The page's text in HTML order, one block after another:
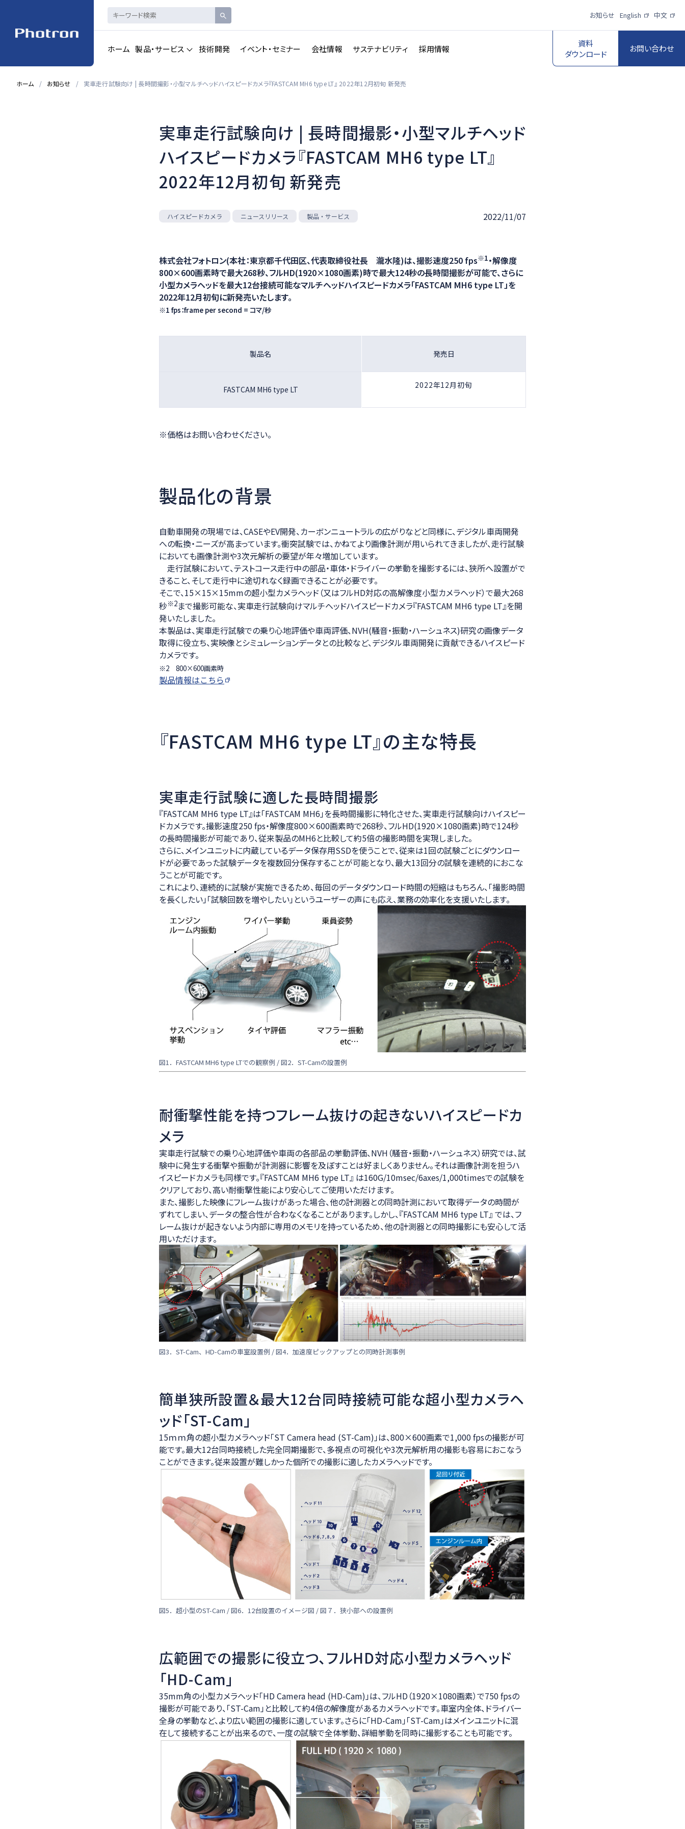
ホーム 製品・サービス 技術開発 イベント・セミナー 会社情報 サステナビリティ 採用情報
資料
ダウンロード
お問い合わせ
お知らせ English 中文
CAD製品
一覧を見る
映像伝送サービス
一覧を見る
講義収録・ 講義動
画配信システム
スポーツ映像伝
送・制作プロダク
ションサービス
ホーム お知らせ 実車走行試験向け | 長時間撮影・小型マルチヘッドハイスピードカメラ『FASTCAM MH6 type LT』 2022年12月初旬 新発売
実車走行試験向け | 長時間撮影・小型マルチヘッド
ハイスピードカメラ『FASTCAM MH6 type LT』
2022年12月初旬 新発売
ハイスピードカメラ ニュースリリース 製品・サービス 2022/11/07
株式会社フォトロン(本社：東京都千代田区、代表取締役社長 瀧水隆)は、撮影速度250 fps※1・解像度
800×600画素時で最大268秒、フルHD(1920×1080画素)時で最大124秒の長時間撮影が可能で、さらに
小型カメラヘッドを最大12台接続可能なマルチヘッドハイスピードカメラ「FASTCAM MH6 type LT」を
2022年12月初旬に新発売いたします。
※1 fps：frame per second = コマ/秒
製品名 発売日
FASTCAM MH6 type LT 2022年12月初旬
※価格はお問い合わせください。
製品化の背景
自動車開発の現場では、CASEやEV開発、カーボンニュートラルの広がりなどと同様に、デジタル車両開発
への転換・ニーズが高まっています。衝突試験では、かねてより画像計測が用いられてきましたが、走行試験
においても画像計測や3次元解析の要望が年々増加しています。
走行試験において、テストコース走行中の部品・車体・ドライバーの挙動を撮影するには、狭所へ設置がで
きること、そして走行中に途切れなく録画できることが必要です。
そこで、15×15×15mmの超小型カメラヘッド（又はフルHD対応の高解像度小型カメラヘッド）で最大268
秒※2まで撮影可能な、実車走行試験向けマルチヘッドハイスピードカメラ『FASTCAM MH6 type LT』を開
発いたしました。
本製品は、実車走行試験での乗り心地評価や車両評価、NVH(騒音・振動・ハーシュネス)研究の画像データ
取得に役立ち、実映像とシミュレーションデータとの比較など、デジタル車両開発に貢献できるハイスピード
カメラです。
※2 800×600画素時
製品情報はこちら
『FASTCAM MH6 type LT』の主な特長
実車走行試験に適した長時間撮影
『FASTCAM MH6 type LT』は「FASTCAM MH6」を長時間撮影に特化させた、実車走行試験向けハイスピー
ドカメラです。撮影速度250 fps・解像度800×600画素時で268秒、フルHD(1920×1080画素)時で124秒
の長時間撮影が可能であり、従来製品のMH6と比較して約5倍の撮影時間を実現しました。
さらに、メインユニットに内蔵しているデータ保存用SSDを使うことで、従来は1回の試験ごとにダウンロー
ドが必要であった試験データを複数回分保存することが可能となり、最大13回分の試験を連続的におこな
うことが可能です。
これにより、連続的に試験が実施できるため、毎回のデータダウンロード時間の短縮はもちろん、「撮影時間
を長くしたい」「試験回数を増やしたい」というユーザーの声にも応え、業務の効率化を支援いたします。
図1．FASTCAM MH6 type LTでの観察例 / 図2．ST-Camの設置例
耐衝撃性能を持つフレーム抜けの起きないハイスピードカ
メラ
実車走行試験での乗り心地評価や車両の各部品の挙動評価、NVH（騒音・振動・ハーシュネス）研究では、試
験中に発生する衝撃や振動が計測器に影響を及ぼすことは好ましくありません。それは画像計測を担うハ
イスピードカメラも同様です。『FASTCAM MH6 type LT』 は160G/10msec/6axes/1,000timesでの試験を
クリアしており、高い耐衝撃性能により安心してご使用いただけます。
また、撮影した映像にフレーム抜けがあった場合、他の計測器との同時計測において取得データの時間が
ずれてしまい、データの整合性が合わなくなることがあります。しかし、『FASTCAM MH6 type LT』 では、フ
レーム抜けが起きないよう内部に専用のメモリを持っているため、他の計測器との同時撮影にも安心して活
用いただけます。
図3．ST-Cam、HD-Camの車室設置例 / 図4．加速度ピックアップとの同時計測事例
簡単狭所設置＆最大12台同時接続可能な超小型カメラヘ
ッド「ST-Cam」
15ｍｍ角の超小型カメラヘッド「ST Camera head (ST-Cam)」は、800×600画素で1,000 fpsの撮影が可
能です。最大12台同時接続した完全同期撮影で、多視点の可視化や3次元解析用の撮影も容易におこなう
ことができます。従来設置が難しかった個所での撮影に適したカメラヘッドです。
図5．超小型のST-Cam / 図6．12台設置のイメージ図 / 図７．狭小部への設置例
広範囲での撮影に役立つ、フルHD対応小型カメラヘッド
「HD-Cam」
35mm角の小型カメラヘッド「HD Camera head (HD-Cam)」は、フルHD（1920×1080画素）で750 fpsの
撮影が可能であり、「ST-Cam」と比較して約4倍の解像度があるカメラヘッドです。車室内全体、ドライバー
全身の挙動など、より広い範囲の撮影に適しています。さらに「HD-Cam」「ST-Cam」はメインユニットに混
在して接続することが出来るので、一度の試験で全体挙動、詳細挙動を同時に撮影することも可能です。